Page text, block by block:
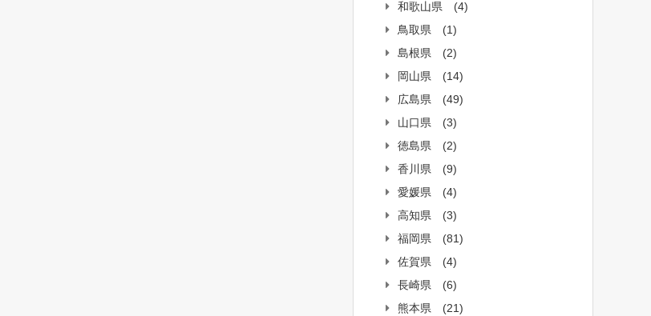
和歌山県
(4)
鳥取県
(1)
島根県
(2)
岡山県
(14)
広島県
(49)
山口県
(3)
徳島県
(2)
香川県
(9)
愛媛県
(4)
高知県
(3)
福岡県
(81)
佐賀県
(4)
長崎県
(6)
熊本県
(21)